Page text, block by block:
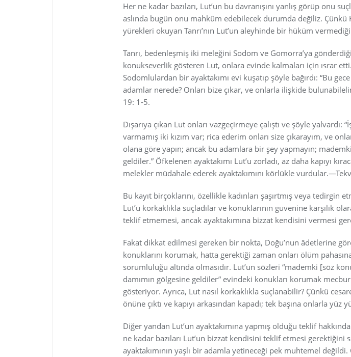
Her ne kadar bazıları, Lut’un bu davranışını yanlış görüp onu
aslında bugün onu mahkûm edebilecek durumda değiliz. Çünkü
yürekleri okuyan Tanrı’nın Lut’un aleyhinde bir hüküm
Tanrı, bedenleşmiş iki meleğini Sodom ve Gomorra’ya
konukseverlik gösteren Lut, onlara evinde kalmaları için ısrar
Sodomlulardan bir ayaktakımı evi kuşatıp şöyle bağırdı: “Bu
adamlar nerede? Onları bize çıkar, ve onlarla ilişkide
19: 1-5.
Dışarıya çıkan Lut onları vazgeçirmeye çalıştı ve şöyle yalvardı:
varmamış iki kızım var; rica ederim onları size çıkarayım, ve
olana göre yapın; ancak bu adamlara bir şey yapmayın;
geldiler.” Öfkelenen ayaktakımı Lut’u zorladı, az daha kapıyı
melekler müdahale ederek ayaktakımını körlükle
Bu kayıt birçoklarını, özellikle kadınları şaşırtmış veya tedirgin
Lut’u korkaklıkla suçladılar ve konuklarının güvenine karşılık
teklif etmemesi, ancak ayaktakımına bizzat kendisini vermesi
Fakat dikkat edilmesi gereken bir nokta, Doğu’nun âdetlerine
konuklarını korumak, hatta gerektiği zaman onları ölüm
sorumluluğu altında olmasıdır. Lut’un sözleri “mademki [söz
damımın gölgesine geldiler” evindeki konukları korumak
gösteriyor. Ayrıca, Lut nasıl korkaklıkla suçlanabilir? Çünkü
önüne çıktı ve kapıyı arkasından kapadı; tek başına onlarla yüz
Diğer yandan Lut’un ayaktakımına yapmış olduğu teklif
ne kadar bazıları Lut’un bizzat kendisini teklif etmesi gerektiğini
ayaktakımının yaşlı bir adamla yetineceği pek muhtemel değildi.